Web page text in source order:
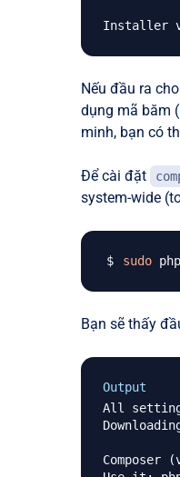
Nếu đầu ra
dụng mã băm
minh, bạn có
Để cài đặt
system-wide
sudo
Bạn sẽ thấy
Output
All